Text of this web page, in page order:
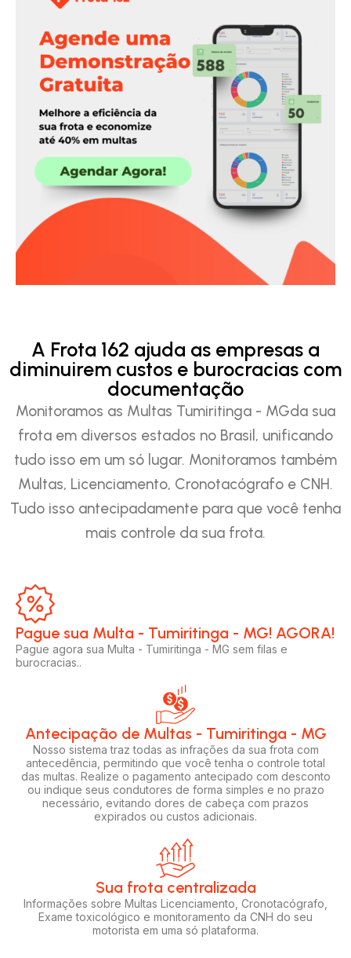
A Frota 162 ajuda as empresas a
diminuirem custos e burocracias com
documentação
Monitoramos as Multas Tumiritinga - MGda sua
frota em diversos estados no Brasil, unificando
tudo isso em um só lugar. Monitoramos também
Multas, Licenciamento, Cronotacógrafo e CNH.
Tudo isso antecipadamente para que você tenha
mais controle da sua frota.
Pague sua Multa - Tumiritinga - MG! AGORA!​
Pague agora sua Multa - Tumiritinga - MG sem filas e
burocracias..
Antecipação de Multas - Tumiritinga - MG
Nosso sistema traz todas as infrações da sua frota com
antecedência, permitindo que você tenha o controle total
das multas. Realize o pagamento antecipado com desconto
ou indique seus condutores de forma simples e no prazo
necessário, evitando dores de cabeça com prazos
expirados ou custos adicionais.
Sua frota centralizada​
Informações sobre Multas Licenciamento, Cronotacógrafo,
Exame toxicológico e monitoramento da CNH do seu
motorista em uma só plataforma.